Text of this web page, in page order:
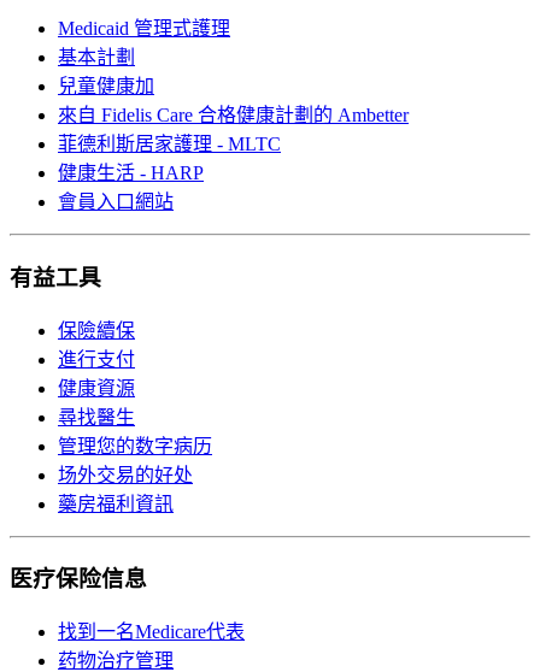
Medicaid 管理式護理
基本計劃
兒童健康加
來自 Fidelis Care 合格健康計劃的 Ambetter
菲德利斯居家護理 - MLTC
健康生活 - HARP
會員入口網站
有益工具
保險續保
進行支付
健康資源
尋找醫生
管理您的数字病历
场外交易的好处
藥房福利資訊
医疗保险信息
找到一名Medicare代表
药物治疗管理